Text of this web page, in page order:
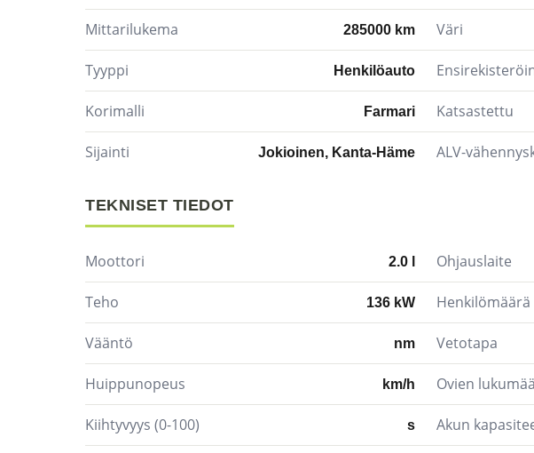
Mittarilukema 285000 km
Tyyppi Henkilöauto
Korimalli Farmari
Sijainti Jokioinen, Kanta-Häme
Väri
Katsastettu
ALV-
TEKNISET TIEDOT
Moottori 2.0 l
Teho 136 kW
Vääntö nm
Huippunopeus km/h
Kiihtyvyys (0-100) s
Ohjauslaite
Henkilömäärä
Vetotapa
Ovien
Akun